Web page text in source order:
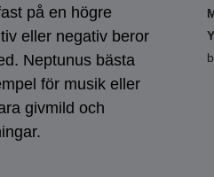
på en högre
eller negativ beror
Neptunus bästa
för musik eller
givmild och